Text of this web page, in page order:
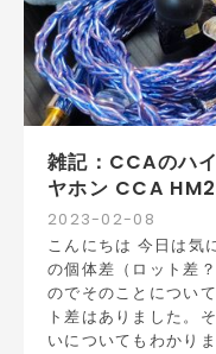
2023-02-08
雑記：CCAのハ
ヤホン CCA
こんにちは 今日は気
の個体差（ロット差
のでそのことについ
ト差はありました。
いについてもわかり